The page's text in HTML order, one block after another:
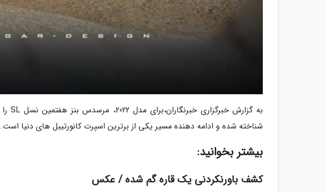
شناخته شده و ادامه دهنده مسیر یکی از برترین اسپرت کانورتیبل های دنیا است.
بیشتر بخوانید:
کشف باورنکردنی یک قاره گم شده / عکس